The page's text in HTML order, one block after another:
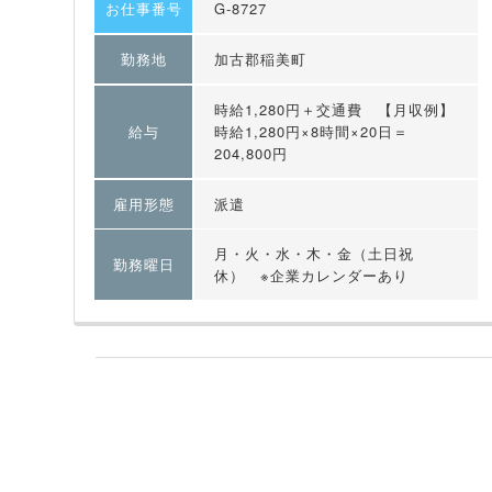
お仕事番号 G-8727
勤務地 加古郡稲美町
給与
時給1,280円＋交通費 【月収例】
時給1,280円×8時間×20日＝
204,800円
雇用形態 派遣
勤務曜日
月・火・水・木・金（土日祝
休） ※企業カレンダーあり